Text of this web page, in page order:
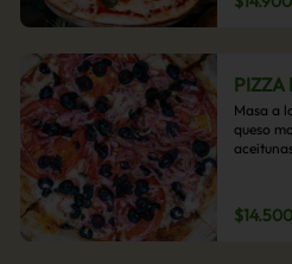
PIZZA
Masa a
queso
$14.500